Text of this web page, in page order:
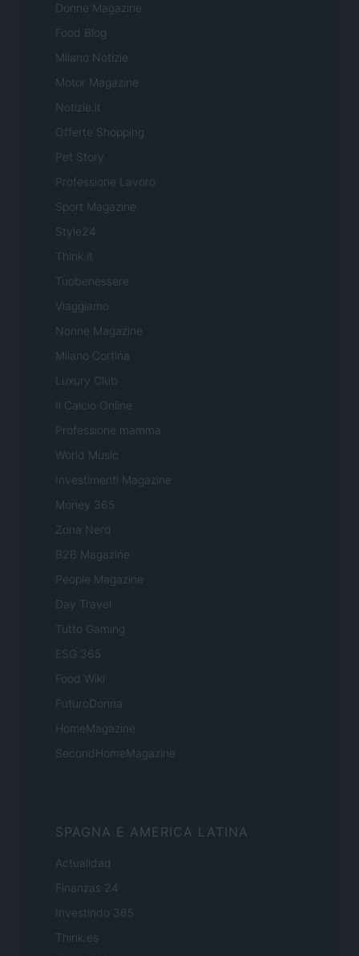
Donne Magazine
Food Blog
Milano Notizie
Motor Magazine
Notizie.it
Offerte Shopping
Pet Story
Professione Lavoro
Sport Magazine
Style24
Think.it
Tuobenessere
Viaggiamo
Nonne Magazine
Milano Cortina
Luxury Club
Il Calcio Online
Professione mamma
World Music
Investimenti Magazine
Money 365
Zona Nerd
B2B Magazine
People Magazine
Day Travel
Tutto Gaming
ESG 365
Food Wiki
FuturoDonna
HomeMagazine
SecondHomeMagazine
SPAGNA E AMERICA LATINA
Actualidad
Finanzas 24
Investindo 365
Think.es